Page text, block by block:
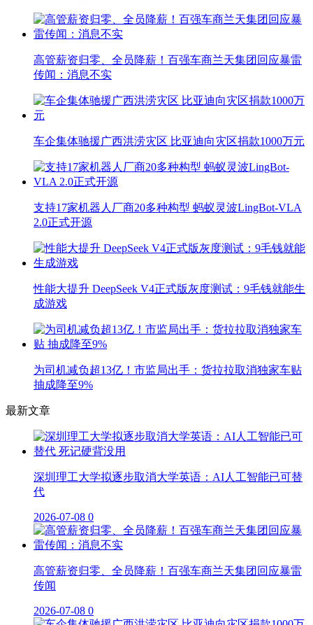
高管薪资归零、全员降薪！百强车商兰天集团回应暴雷
传闻：消息不实
车企集体驰援广西洪涝灾区 比亚迪向灾区捐款1000万元
支持17家机器人厂商20多种构型 蚂蚁灵波LingBot-VLA
2.0正式开源
性能大提升 DeepSeek V4正式版灰度测试：9毛钱就能生
成游戏
为司机减负超13亿！市监局出手：货拉拉取消独家车贴
抽成降至9%
最新文章
深圳理工大学拟逐步取消大学英语：AI人工智能已可替
代
2026-07-08 0
高管薪资归零、全员降薪！百强车商兰天集团回应暴雷
传闻
2026-07-08 0